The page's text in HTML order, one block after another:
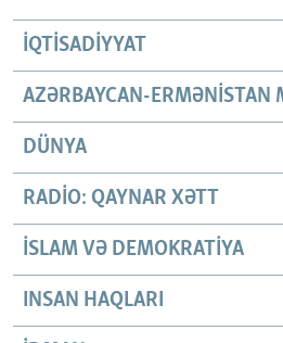
İQTISADIYYAT
AZƏRBAYCAN-ERMƏNISTAN
DÜNYA
RADIO: QAYNAR XƏTT
İSLAM VƏ DEMOKRATIYA
INSAN HAQLARI